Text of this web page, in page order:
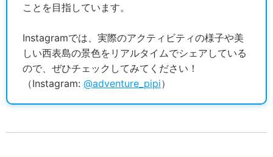
ことを目指しています。
Instagramでは、実際のアクティビティの様子や美
しい西表島の景色をリアルタイムでシェアしている
ので、ぜひチェックしてみてください！
（Instagram: @adventure_pipi）